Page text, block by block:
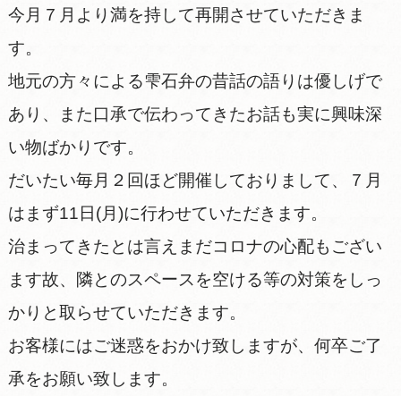
今月７月より満を持して再開させていただきま
す。
地元の方々による雫石弁の昔話の語りは優しげで
あり、また口承で伝わってきたお話も実に興味深
い物ばかりです。
だいたい毎月２回ほど開催しておりまして、７月
はまず11日(月)に行わせていただきます。
治まってきたとは言えまだコロナの心配もござい
ます故、隣とのスペースを空ける等の対策をしっ
かりと取らせていただきます。
お客様にはご迷惑をおかけ致しますが、何卒ご了
承をお願い致します。